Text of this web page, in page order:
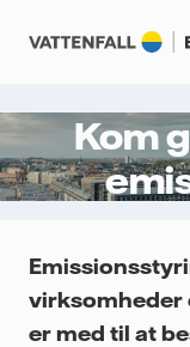
Start
Fordybning
Kundecases
Kom
virksomheder
er med til at